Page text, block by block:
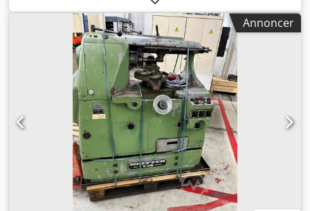
maks. 300 mm Største tilladte afskærehjulsdiameter 175
mm Diameter på anlægsflade 125 mm Vandring, X-akse
350 mm Vandring, Y-akse 300 mm Vandring, Z-akse 440
mm Maksimal afskærehoveds svingkreds ±25 grader
Emnebord, udvendig diameter 570 mm Emnebord -
maksimal tilladt belastning 5 kN Tilspænding - X 12.000
mm/min Tilspænding - Y 5.000 mm/min Tilspænding - Z
8.570 mm/min Værktøjshastighed 0-3.000 o/min
Emnebordets omdrejningshastighed 0-1.500 o/min
Driftsspænding 400 V Maskinvægt ca. 11 t Pladsbehov ca.
5,85 x 8,3 x 3,8 m Tekniske data: - CNC Siemens 840 D sl -
Vandring, svinggriber: 180 grader Cjdpfxezfqiks Adksrf
Driftsmidler: - Hydraulik: 150 l - Kølevæske: 850 l - Motor-
og hydraulikkøling: 100 l - Fedtsmøring: 2 kg
Annoncer